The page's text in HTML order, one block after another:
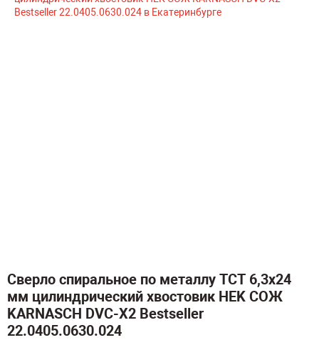
Сверло спиральное по металлу TCT 6,3х24
мм цилиндрический хвостовик HEK СОЖ
KARNASCH DVC-X2 Bestseller
22.0405.0630.024